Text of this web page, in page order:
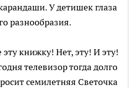
У детишек глаза
разнообразия.
книжку! Нет, эту! И эту!
телевизор тогда долго
семилетняя Светочка